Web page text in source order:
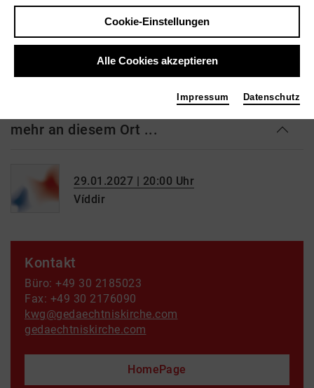
Skulpturen. Für den neu entstehenden Berliner Westen
wird sie Kristallisationspunkt und hervorragendes und
berühmtes Bauwerk. Im November 1943 wird die Kirche
in einem Bombenangriff zerstört. Bald wird ...
mehr an diesem Ort ...
29.01.2027 | 20:00 Uhr
Víddir
Kontakt
Büro: +49 30 2185023
Fax: +49 30 2176090
kwg@gedaechtniskirche.com
gedaechtniskirche.com
HomePage
Cookie-Einstellungen
Alle Cookies akzeptieren
Impressum Datenschutz